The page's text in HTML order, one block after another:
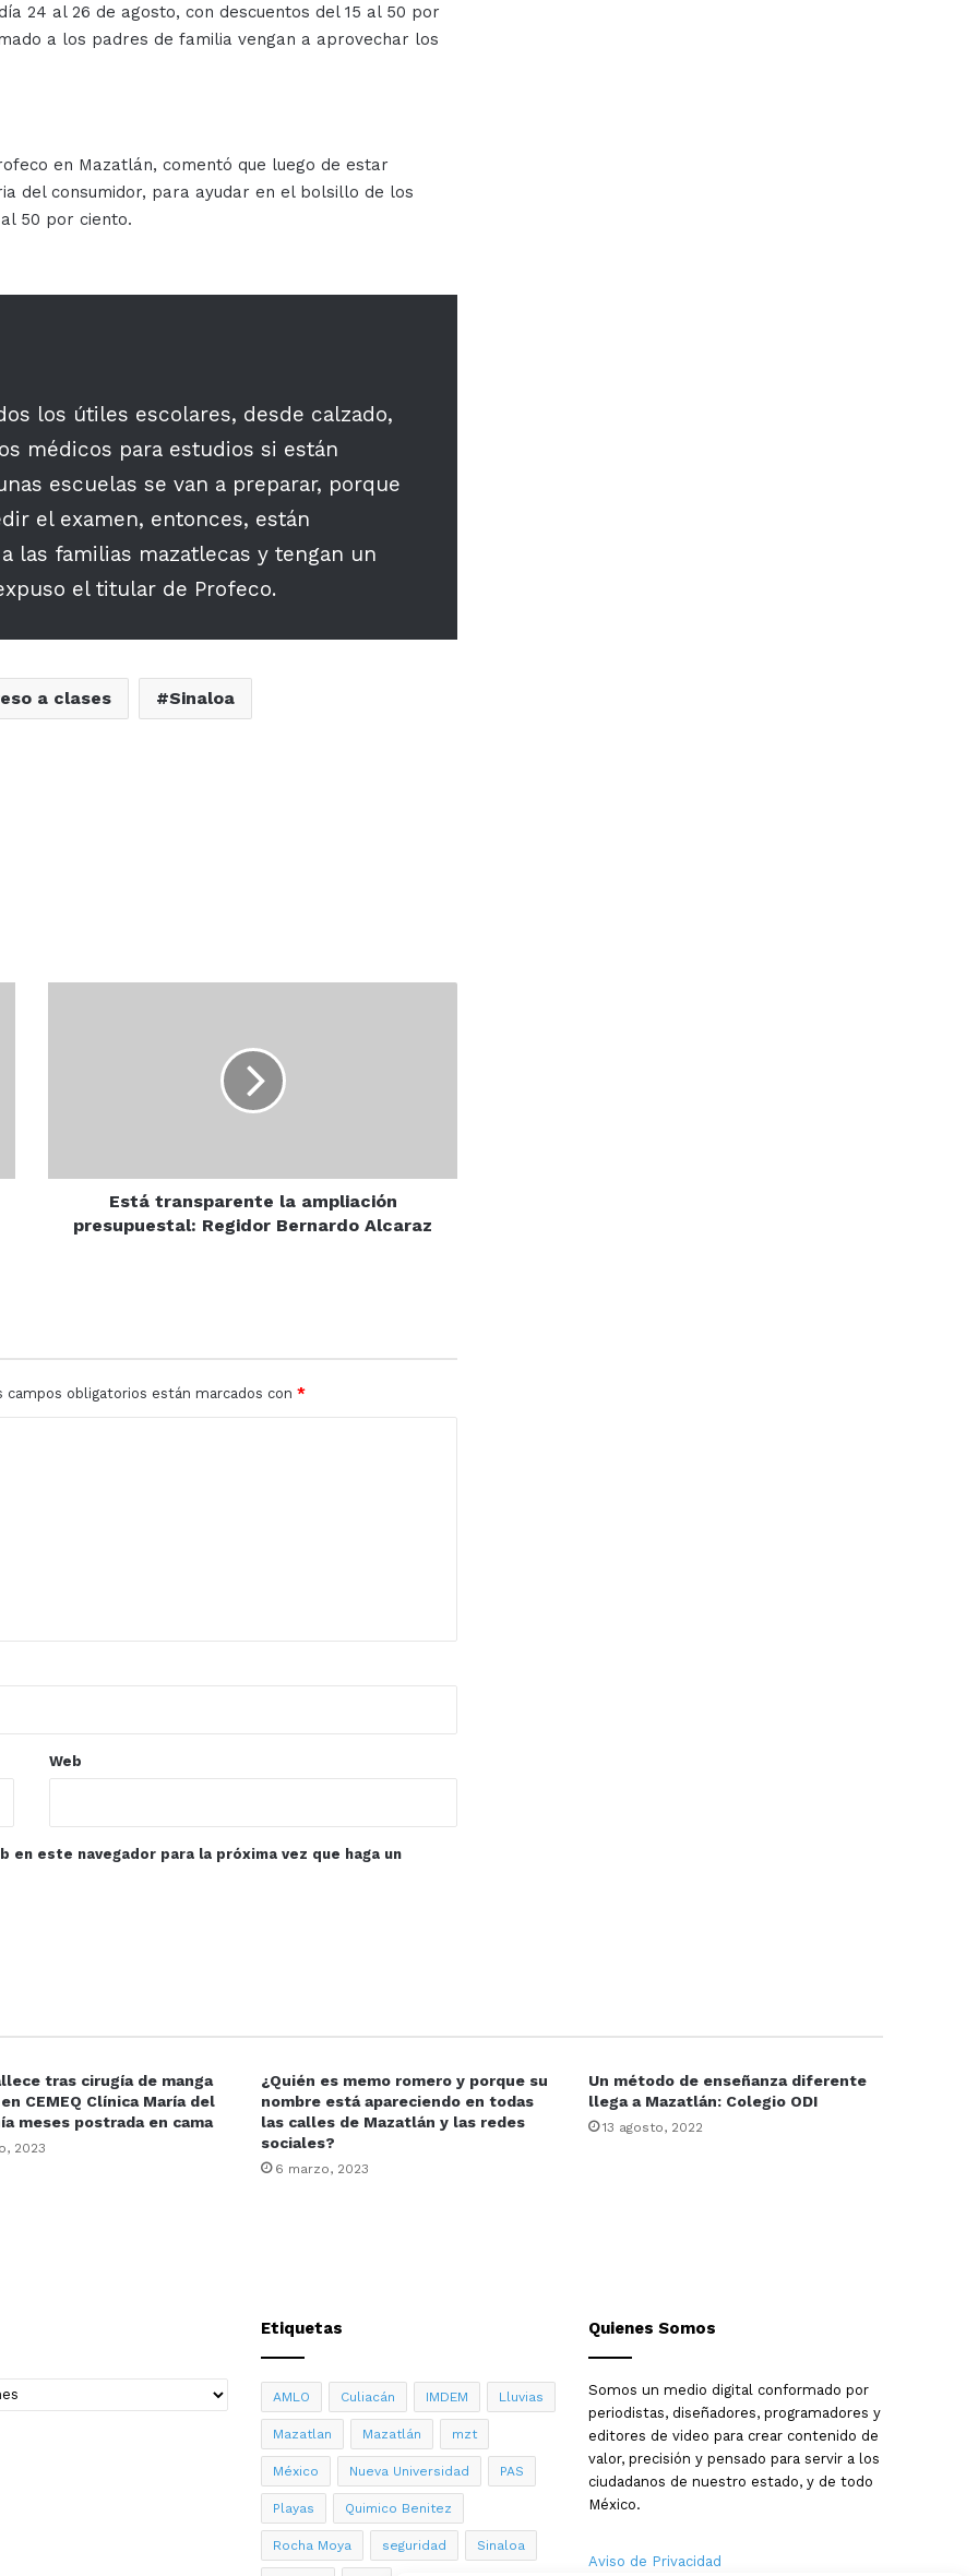
24 al 26 de agosto, con descuentos del 15 al 50 por
a los padres de familia vengan a aprovechar los
en Mazatlán, comentó que luego de estar
del consumidor, para ayudar en el bolsillo de los
50 por ciento.
los útiles escolares, desde calzado,
médicos para estudios si están
escuelas se van a preparar, porque
el examen, entonces, están
las familias mazatlecas y tengan un
el titular de Profeco.
a clases Sinaloa
Está transparente la ampliación
presupuestal: Regidor Bernardo Alcaraz
campos obligatorios están marcados con *
Web
este navegador para la próxima vez que haga un
tras cirugía de manga
CEMEQ Clínica María del
meses postrada en cama
2023
¿Quién es memo romero y porque su
nombre está apareciendo en todas
las calles de Mazatlán y las redes
sociales?
6 marzo, 2023
Un método de enseñanza diferente
llega a Mazatlán: Colegio ODI
13 agosto, 2022
Etiquetas
AMLO Culiacán IMDEM Lluvias
Mazatlan Mazatlán mzt
México Nueva Universidad PAS
Playas Quimico Benitez
Rocha Moya seguridad Sinaloa
Quienes Somos
Somos un medio digital conformado por
periodistas, diseñadores, programadores y
editores de video para crear contenido de
valor, precisión y pensado para servir a los
ciudadanos de nuestro estado, y de todo
México.
Aviso de Privacidad